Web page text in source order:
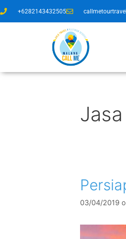
+6282143432505
03/04/2019